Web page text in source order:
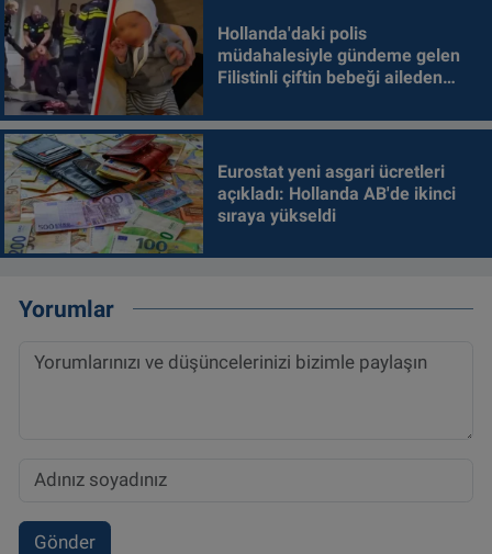
Hollanda'daki polis
müdahalesiyle gündeme gelen
Filistinli çiftin bebeği aileden
Eurostat yeni asgari ücretleri
açıkladı: Hollanda AB'de ikinci
sıraya yükseldi
Yorumlar
Gönder